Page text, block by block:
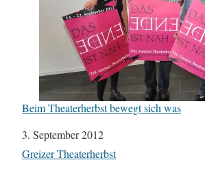
Beim Theaterherbst bewegt sich was
Datum
3. September 2012
In Bezug auf
Greizer Theaterherbst